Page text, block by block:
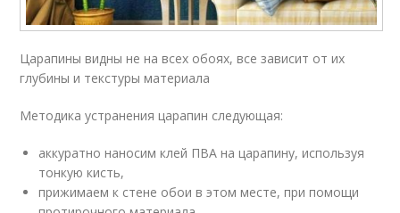
Царапины видны не на всех обоях, все зависит от их
глубины и текстуры материала
Методика устранения царапин следующая:
аккуратно наносим клей ПВА на царапину, используя
тонкую кисть,
прижимаем к стене обои в этом месте, при помощи